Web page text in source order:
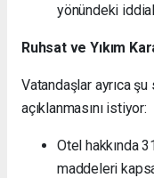
yönündeki
Ruhsat ve Yıkım
Vatandaşlar ayrıca
açıklanmasını istiyor:
Otel hakkında
maddeleri